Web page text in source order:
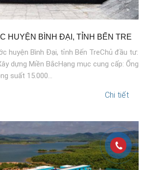
HUYỆN BÌNH ĐẠI, TỈNH BẾN TRE
huyện Bình Đại, tỉnh Bến TreChủ đầu tư:
dựng Miền BắcHạng mục cung cấp: Ống
suất 15.000...
Chi tiết